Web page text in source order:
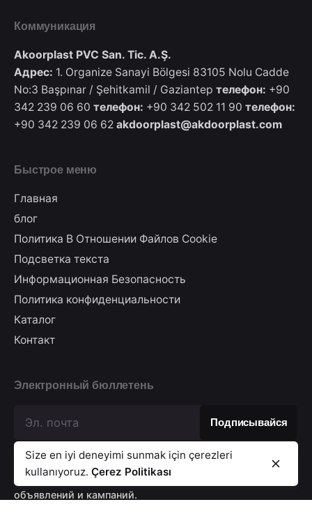
Коммуникация
Akoorplast PVC San. Tic. A.Ş.
Адрес: 1. Organize Sanayi Bölgesi 83105 Nolu Cadde
No:3 Başpınar / Şehitkamil / Gaziantep телефон: +90
342 239 06 60 телефон: +90 342 502 11 90 телефон:
+90 342 239 06 62 akdoorplast@akdoorplast.com
Быстрое меню
Главная
блог
Политика В Отношении Файлов Cookie
Подсветка текста
Информационная Безопасность
Политика конфиденциальности
Каталог
Контакт
Электронный бюллетень
Я принимаю соглашение, чтобы получать выгоду от
объявлений и кампаний.
Size en iyi deneyimi sunmak için çerezleri
kullanıyoruz. Çerez Politikası